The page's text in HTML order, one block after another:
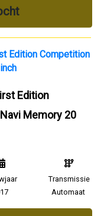
Edition
Memory 20
Transmissie
Automaat